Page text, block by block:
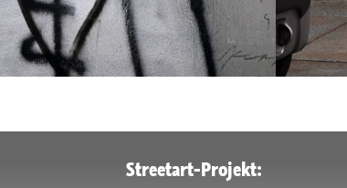
Streetart-Projekt: